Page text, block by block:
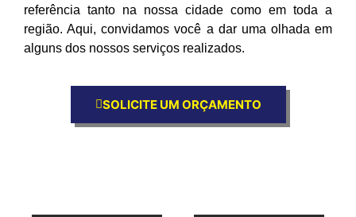
referência tanto na nossa cidade como em toda a
região. Aqui, convidamos você a dar uma olhada em
alguns dos nossos serviços realizados.
SOLICITE UM ORÇAMENTO